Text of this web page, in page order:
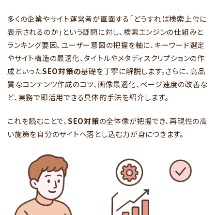
多くの企業やサイト運営者が直面する「どうすれば検索上位に
表示されるのか」という疑問に対し、検索エンジンの仕組みと
ランキング要因、ユーザー意図の把握を軸に、キーワード選定
やサイト構造の最適化、タイトルやメタディスクリプションの作
成といったSEO対策の基礎を丁寧に解説します。さらに、高品
質なコンテンツ作成のコツ、画像最適化、ページ速度の改善な
ど、実務で即活用できる具体的手法を紹介します。
これを読むことで、 SEO対策の全体像が把握でき、再現性の高
い施策を自分のサイトへ落とし込む力が身につきます。